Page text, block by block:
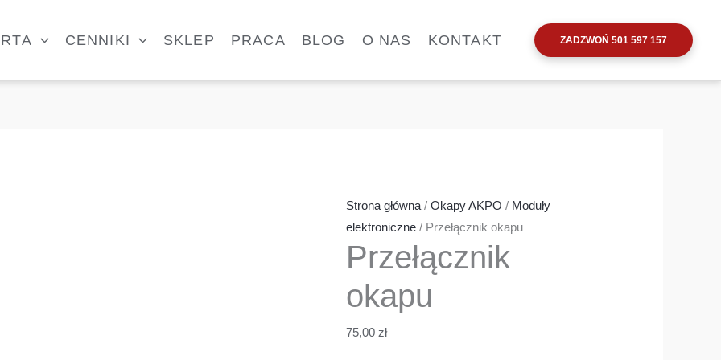
CENNIKI SKLEP PRACA BLOG O NAS KONTAKT ZADZWOŃ 501 597 157
Strona główna/ Okapy AKPO / Moduły
elektroniczne/ Przełącznik okapu
Przełącznik
okapu
75,00 zł